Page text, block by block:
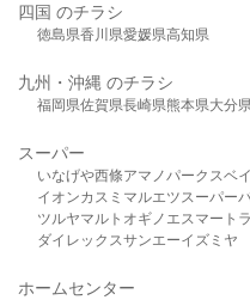
四国 のチラシ
徳島県香川県愛媛県高知県
九州・沖縄 のチラシ
福岡県佐賀県長崎県熊本県大分
スーパー
いなげや西條アマノパークスベ
イオンカスミ マルエツスーパー
ツルヤマルト オギノ エスマート
ダイレックスサンエーイズミヤ
ホームセンター